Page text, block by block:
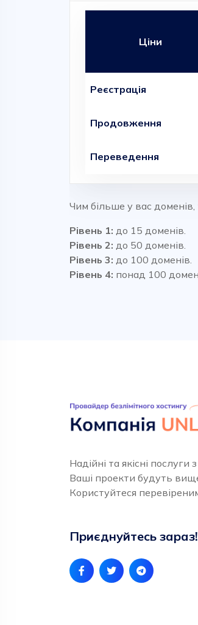
Ціни
Реєстрація
Продовження
Переведення
Чим більше у вас
Рівень 1: до 15 доменів.
Рівень 2: до 50 доменів.
Рівень 3: до 100 доменів.
Рівень 4: понад 100
Надійні та якісні послуги
Ваші проекти будуть
Користуйтеся
Приєднуйтесь зараз!